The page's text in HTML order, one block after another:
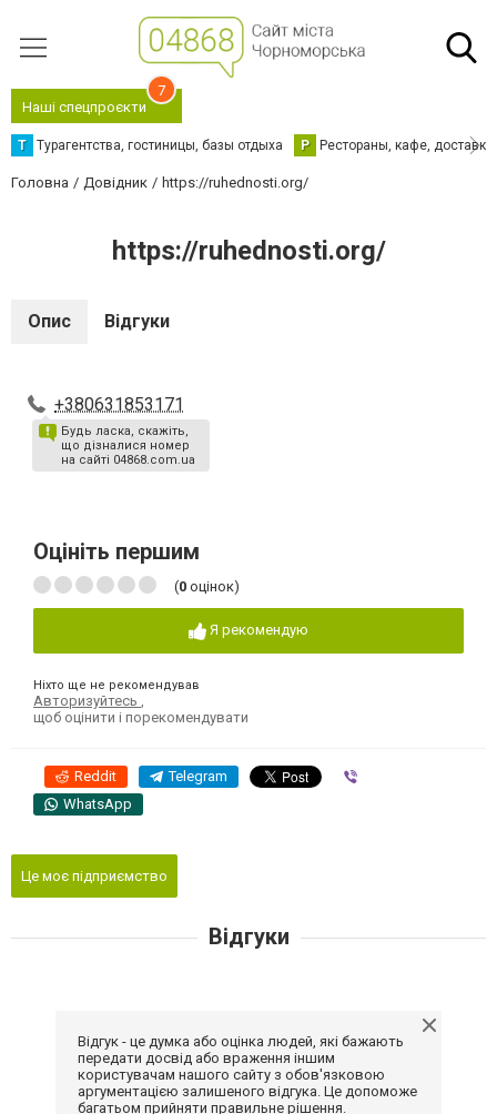
Наші спецпроєкти
7
Т Турагентства, гостиницы, базы отдыха Р Рестораны, кафе,
Головна Довідник https://ruhednosti.org/
https://ruhednosti.org/
Опис Відгуки
+380631853171
Будь ласка, скажіть,
що дізналися номер
на сайті 04868.com.ua
Оцініть першим
(0 оцінок)
Я рекомендую
Ніхто ще не рекомендував
Авторизуйтесь
щоб оцінити і порекомендувати
Reddit Telegram
WhatsApp
Це моє підприємство
Відгуки
Відгук - це думка або оцінка людей, які бажають
передати досвід або враження іншим
користувачам нашого сайту з обов'язковою
аргументацією залишеного відгука. Це допоможе
багатьом прийняти правильне рішення.